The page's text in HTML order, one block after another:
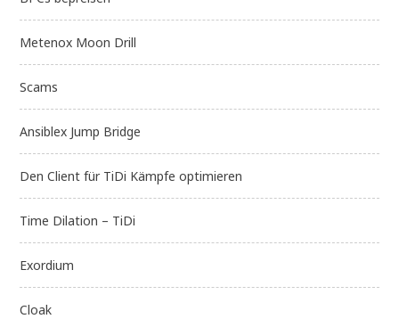
Metenox Moon Drill
Scams
Ansiblex Jump Bridge
Den Client für TiDi Kämpfe optimieren
Time Dilation – TiDi
Exordium
Cloak